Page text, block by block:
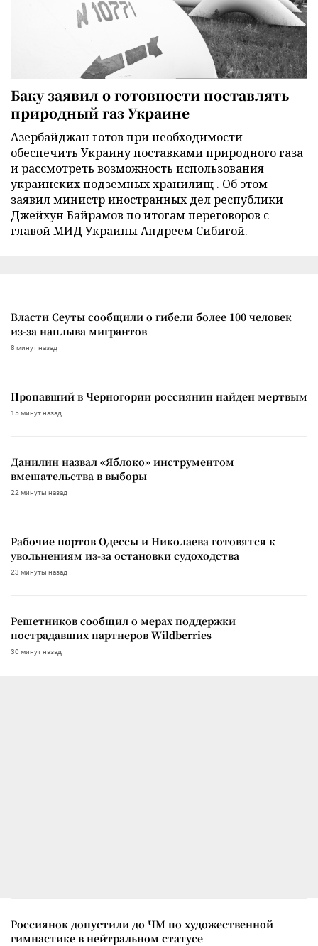
Баку заявил о готовности поставлять
природный газ Украине
Азербайджан готов при необходимости
обеспечить Украину поставками природного газа
и рассмотреть возможность использования
украинских подземных хранилищ . Об этом
заявил министр иностранных дел республики
Джейхун Байрамов по итогам переговоров с
главой МИД Украины Андреем Сибигой.
Власти Сеуты сообщили о гибели более 100 человек
из-за наплыва мигрантов
8 минут назад
Пропавший в Черногории россиянин найден мертвым
15 минут назад
Данилин назвал «Яблоко» инструментом
вмешательства в выборы
22 минуты назад
Рабочие портов Одессы и Николаева готовятся к
увольнениям из-за остановки судоходства
23 минуты назад
Решетников сообщил о мерах поддержки
пострадавших партнеров Wildberries
30 минут назад
Россиянок допустили до ЧМ по художественной
гимнастике в нейтральном статусе